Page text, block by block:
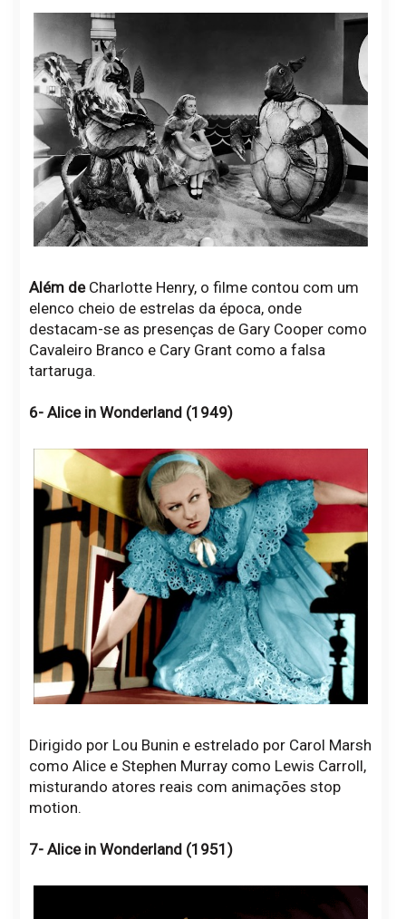
Além de Charlotte Henry, o filme contou com um
elenco cheio de estrelas da época, onde
destacam-se as presenças de Gary Cooper como
Cavaleiro Branco e Cary Grant como a falsa
tartaruga.
6- Alice in Wonderland (1949)
Dirigido por Lou Bunin e estrelado por Carol Marsh
como Alice e Stephen Murray como Lewis Carroll,
misturando atores reais com animações stop
motion.
7- Alice in Wonderland (1951)